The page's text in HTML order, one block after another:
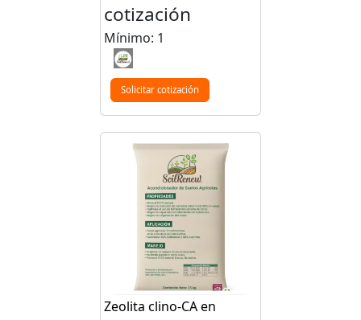
cotización
Mínimo: 1
Solicitar cotización
Zeolita clino-CA en